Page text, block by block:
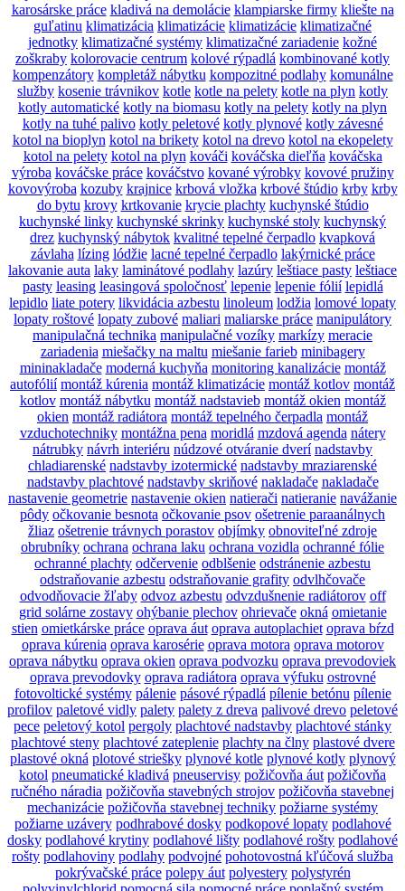
karosárske práce kladivá na demolácie klampiarske firmy kliešte na
guľatinu klimatizácia klimatizácie klimatizácie klimatizačné
jednotky klimatizačné systémy klimatizačné zariadenie kožné
zoškraby kolorovacie centrum kolové rýpadlá kombinované kotly
kompenzátory kompletáž nábytku kompozitné podlahy komunálne
služby kosenie trávnikov kotle kotle na pelety kotle na plyn kotly
kotly automatické kotly na biomasu kotly na pelety kotly na plyn
kotly na tuhé palivo kotly peletové kotly plynové kotly závesné
kotol na bioplyn kotol na brikety kotol na drevo kotol na ekopelety
kotol na pelety kotol na plyn kováči kováčska dieľňa kováčska
výroba kováčske práce kováčstvo kované výrobky kovové pružiny
kovovýroba kozuby krajnice krbová vložka krbové štúdio krby krby
do bytu krovy krtkovanie krycie plachty kuchynské štúdio
kuchynské linky kuchynské skrinky kuchynské stoly kuchynský
drez kuchynský nábytok kvalitné tepelné čerpadlo kvapková
závlaha lízing lódžie lacné tepelné čerpadlo lakýrnické práce
lakovanie auta laky laminátové podlahy lazúry leštiace pasty leštiace
pasty leasing leasingová spoločnosť lepenie lepenie fólií lepidlá
lepidlo liate potery likvidácia azbestu linoleum lodžia lomové lopaty
lopaty roštové lopaty zubové maliari maliarske práce manipulátory
manipulačná technika manipulačné vozíky markízy meracie
zariadenia miešačky na maltu miešanie farieb minibagery
mininakladače moderná kuchyňa monitoring kanalizácie montáž
autofólií montáž kúrenia montáž klimatizácie montáž kotlov montáž
kotlov montáž nábytku montáž nadstavieb montáž okien montáž
okien montáž radiátora montáž tepelného čerpadla montáž
vzduchotechniky montážna pena moridlá mzdová agenda nátery
nátrubky návrh interiéru núdzové otváranie dverí nadstavby
chladiarenské nadstavby izotermické nadstavby mraziarenské
nadstavby plachtové nadstavby skriňové nakladače nakladače
nastavenie geometrie nastavenie okien natierači natieranie navážanie
pôdy očkovanie besnota očkovanie psov ošetrenie paraanálnych
žliaz ošetrenie trávnych porastov objímky obnoviteľné zdroje
obrubníky ochrana ochrana laku ochrana vozidla ochranné fólie
ochranné plachty odčervenie odblšenie odstránenie azbestu
odstraňovanie azbestu odstraňovanie grafity odvlhčovače
odvodňovacie žľaby odvoz azbestu odvzdušnenie radiátorov off
grid solárne zostavy ohýbanie plechov ohrievače okná omietanie
stien omietkárske práce oprava áut oprava autoplachiet oprava bŕzd
oprava kúrenia oprava karosérie oprava motora oprava motorov
oprava nábytku oprava okien oprava podvozku oprava prevodoviek
oprava prevodovky oprava radiátora oprava výfuku ostrovné
fotovoltické systémy pálenie pásové rýpadlá pílenie betónu pílenie
profilov paletové vidly palety palety z dreva palivové drevo peletové
pece peletový kotol pergoly plachtové nadstavby plachtové stánky
plachtové steny plachtové zateplenie plachty na člny plastové dvere
plastové okná plotové striešky plynové kotle plynové kotly plynový
kotol pneumatické kladivá pneuservisy požičovňa áut požičovňa
ručného náradia požičovňa stavebných strojov požičovňa stavebnej
mechanizácie požičovňa stavebnej techniky požiarne systémy
požiarne uzávery podhrabové dosky podkopové lopaty podlahové
dosky podlahové krytiny podlahové lišty podlahové rošty podlahové
rošty podlahoviny podlahy podvojné pohotovostná kľúčová služba
pokrývačské práce polepy áut polyestery polystyrén